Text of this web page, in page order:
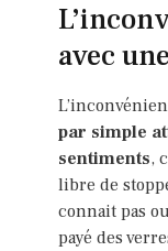
avec
par simple
sentiments,
libre de
connait pas
payé des